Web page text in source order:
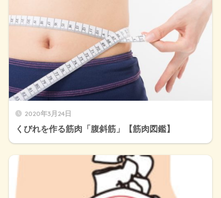
2020年3月24日
くびれを作る筋肉「腹斜筋」【筋肉図鑑】